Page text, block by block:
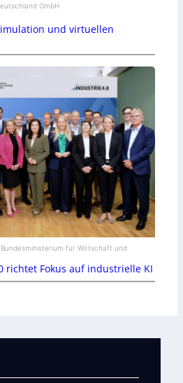
GmbH
und virtuellen
für Wirtschaft und
richtet Fokus auf industrielle KI